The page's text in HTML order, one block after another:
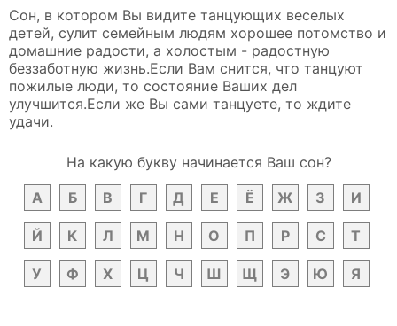
Сон, в котором Вы видите танцующих веселых
детей, сулит семейным людям хорошее потомство и
домашние радости, а холостым - радостную
беззаботную жизнь.Если Вам снится, что танцуют
пожилые люди, то состояние Ваших дел
улучшится.Если же Вы сами танцуете, то ждите
удачи.
На какую букву начинается Ваш сон?
А
Б В Г Д Е Ё Ж З И
Й К Л М Н О П Р С Т
У Ф Х Ц Ч Ш Щ Э Ю Я